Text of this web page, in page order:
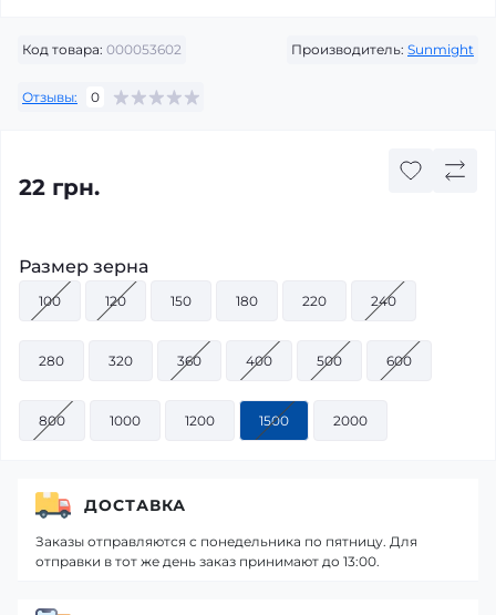
Код товара: 000053602 Производитель: Sunmight
Отзывы: 0
22 грн.
Размер зерна
100 120 150 180 220 240
280 320 360 400 500 600
800 1000 1200 1500 2000
ДОСТАВКА
Заказы отправляются с понедельника по пятницу. Для
отправки в тот же день заказ принимают до 13:00.